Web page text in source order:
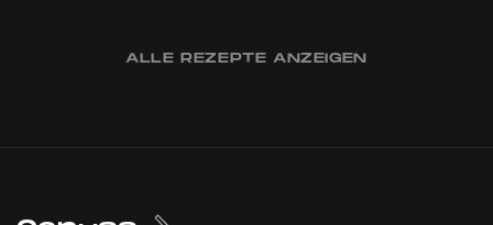
ALLE REZEPTE ANZEIGEN